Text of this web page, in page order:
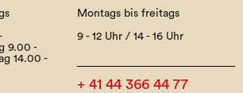
9.00 -
14.00 -
Montags bis freitags
9 - 12 Uhr / 14 - 16 Uhr
+ 41 44 366 44 77